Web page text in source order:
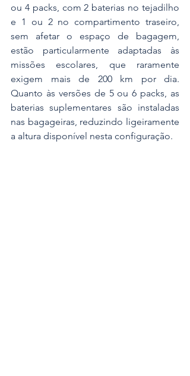
ou 4 packs, com 2 baterias no tejadilho
e 1 ou 2 no compartimento traseiro,
sem afetar o espaço de bagagem,
estão particularmente adaptadas às
missões escolares, que raramente
exigem mais de 200 km por dia.
Quanto às versões de 5 ou 6 packs, as
baterias suplementares são instaladas
nas bagageiras, reduzindo ligeiramente
a altura disponível nesta configuração.